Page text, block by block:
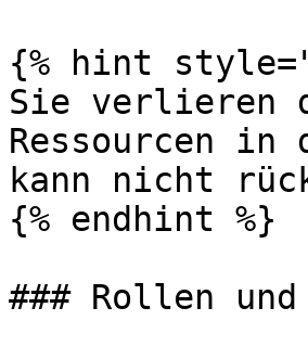
{% hint
Sie verlieren
Ressourcen in
kann nicht
{% endhint %}
### Rollen